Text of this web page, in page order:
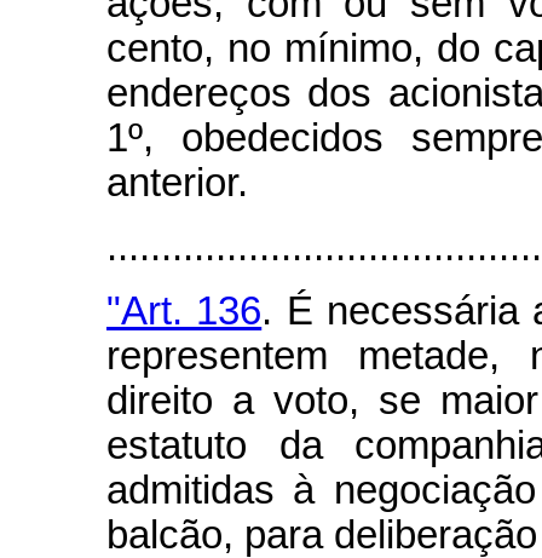
cento, no mínimo, do
endereços dos
1º, obedecidos
anterior.
"Art. 136. É necessária
representem
direito a voto, se
estatuto da
admitidas à
balcão, para